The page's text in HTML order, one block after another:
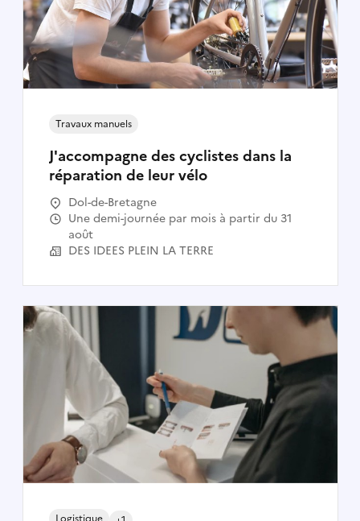
J'accompagne des cyclistes dans la
réparation de leur vélo
Travaux manuels
Dol-de-Bretagne
Une demi-journée par mois à partir du 31
août
DES IDEES PLEIN LA TERRE